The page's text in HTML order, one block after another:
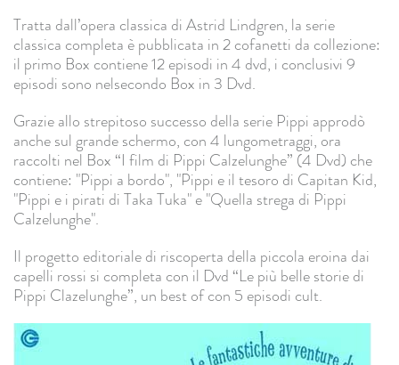
Tratta dall’opera classica di Astrid Lindgren, la serie
classica completa è pubblicata in 2 cofanetti da collezione:
il primo Box contiene 12 episodi in 4 dvd, i conclusivi 9
episodi sono nelsecondo Box in 3 Dvd.
Grazie allo strepitoso successo della serie Pippi approdò
anche sul grande schermo, con 4 lungometraggi, ora
raccolti nel Box “I film di Pippi Calzelunghe” (4 Dvd) che
contiene: "Pippi a bordo", "Pippi e il tesoro di Capitan Kid,
"Pippi e i pirati di Taka Tuka" e "Quella strega di Pippi
Calzelunghe".
Il progetto editoriale di riscoperta della piccola eroina dai
capelli rossi si completa con il Dvd “Le più belle storie di
Pippi Clazelunghe”, un best of con 5 episodi cult.